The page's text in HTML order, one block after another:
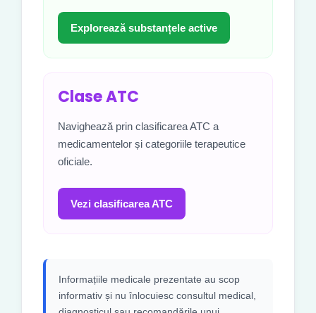
Explorează substanțele active
Clase ATC
Navighează prin clasificarea ATC a
medicamentelor și categoriile terapeutice
oficiale.
Vezi clasificarea ATC
Informațiile medicale prezentate au scop
informativ și nu înlocuiesc consultul medical,